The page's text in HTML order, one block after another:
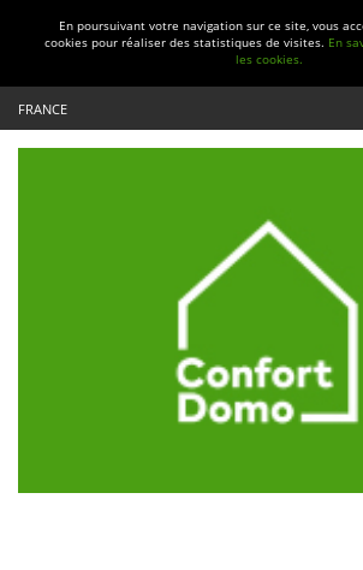
En poursuivant votre navigation sur ce site, vous
cookies pour réaliser des statistiques de visites. En
les cookies.
FRANCE